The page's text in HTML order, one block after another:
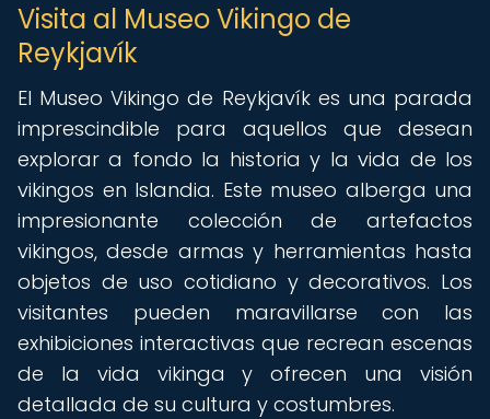
Visita al Museo Vikingo de
Reykjavík
El Museo Vikingo de Reykjavík es una parada
imprescindible para aquellos que desean
explorar a fondo la historia y la vida de los
vikingos en Islandia. Este museo alberga una
impresionante colección de artefactos
vikingos, desde armas y herramientas hasta
objetos de uso cotidiano y decorativos. Los
visitantes pueden maravillarse con las
exhibiciones interactivas que recrean escenas
de la vida vikinga y ofrecen una visión
detallada de su cultura y costumbres.